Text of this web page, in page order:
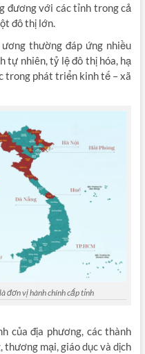
đương với các tỉnh trong cả
đô thị lớn.
thường đáp ứng nhiều
tự nhiên, tỷ lệ đô thị hóa, hạ
trong phát triển kinh tế – xã
đơn vị hành chính cấp tỉnh
của địa phương, các thành
thương mại, giáo dục và dịch